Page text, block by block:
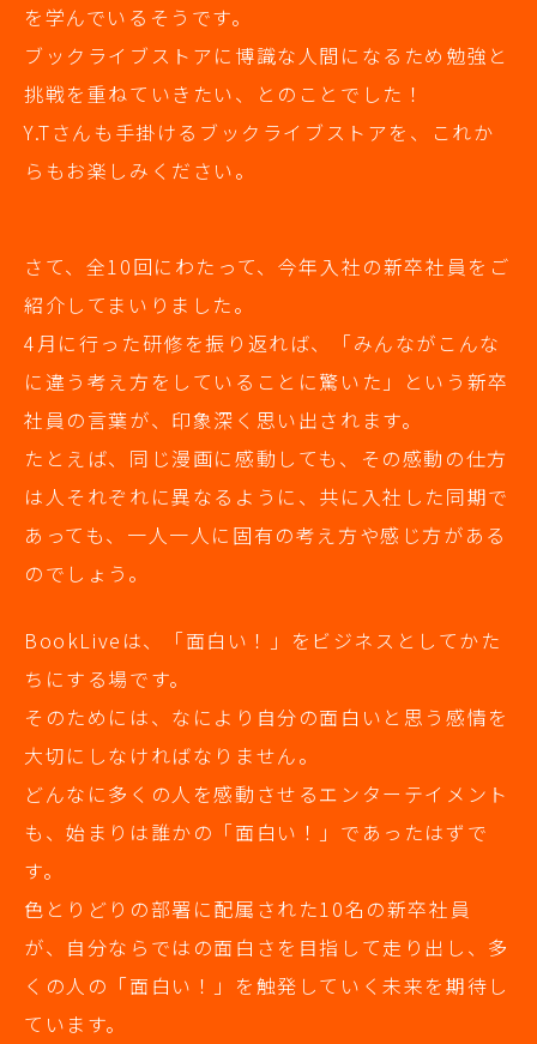
を学んでいるそうです。
ブックライブストアに博識な人間になるため勉強と
挑戦を重ねていきたい、とのことでした！
Y.Tさんも手掛けるブックライブストアを、これか
らもお楽しみください。
さて、全10回にわたって、今年入社の新卒社員をご
紹介してまいりました。
4月に行った研修を振り返れば、「みんながこんな
に違う考え方をしていることに驚いた」という新卒
社員の言葉が、印象深く思い出されます。
たとえば、同じ漫画に感動しても、その感動の仕方
は人それぞれに異なるように、共に入社した同期で
あっても、一人一人に固有の考え方や感じ方がある
のでしょう。
BookLiveは、「面白い！」をビジネスとしてかた
ちにする場です。
そのためには、なにより自分の面白いと思う感情を
大切にしなければなりません。
どんなに多くの人を感動させるエンターテイメント
も、始まりは誰かの「面白い！」であったはずで
す。
色とりどりの部署に配属された10名の新卒社員
が、自分ならではの面白さを目指して走り出し、多
くの人の「面白い！」を触発していく未来を期待し
ています。